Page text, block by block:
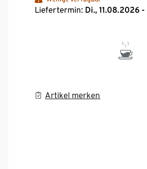
Liefertermin: Di., 11.08.2026
Artikel merken